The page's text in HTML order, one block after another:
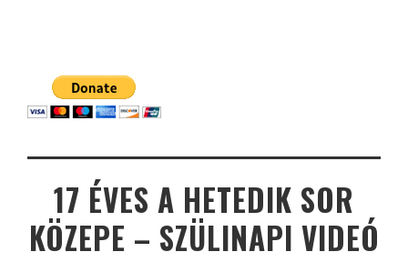
17 ÉVES A HETEDIK SOR
KÖZEPE – SZÜLINAPI VIDEÓ